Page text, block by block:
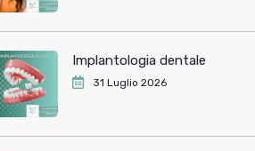
Implantologia dentale
31 Luglio 2026